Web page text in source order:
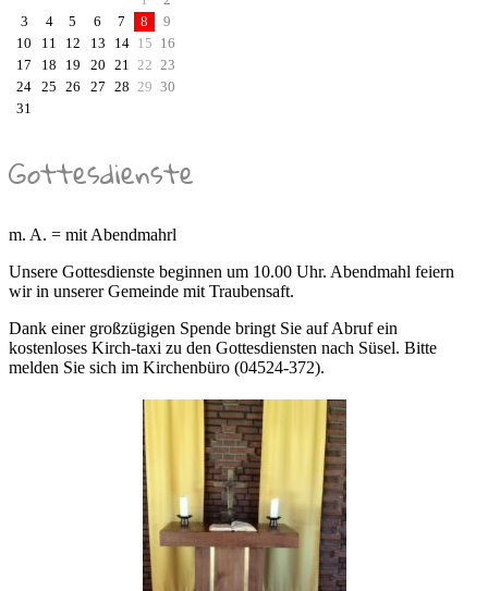
3
4 5 6 7 8
9
10
11 12 13 14 15 16
17
18 19 20 21 22 23
24 25 26 27 28 29 30
31
Gottesdienste
m. A. = mit Abendmahrl
Unsere Gottesdienste beginnen um 10.00 Uhr. Abendmahl feiern
wir in unserer Gemeinde mit Traubensaft.
Dank einer großzügigen Spende bringt Sie auf Abruf ein
kostenloses Kirch-taxi zu den Gottesdiensten nach Süsel. Bitte
melden Sie sich im Kirchenbüro (04524-372).